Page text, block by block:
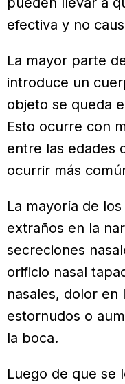
efectiva y no
La mayor parte
introduce un
objeto se queda
Esto ocurre con
entre las edades
ocurrir más
La mayoría de
extraños en la
secreciones
orificio nasal
nasales, dolor en
estornudos o
la boca.
Luego de que se